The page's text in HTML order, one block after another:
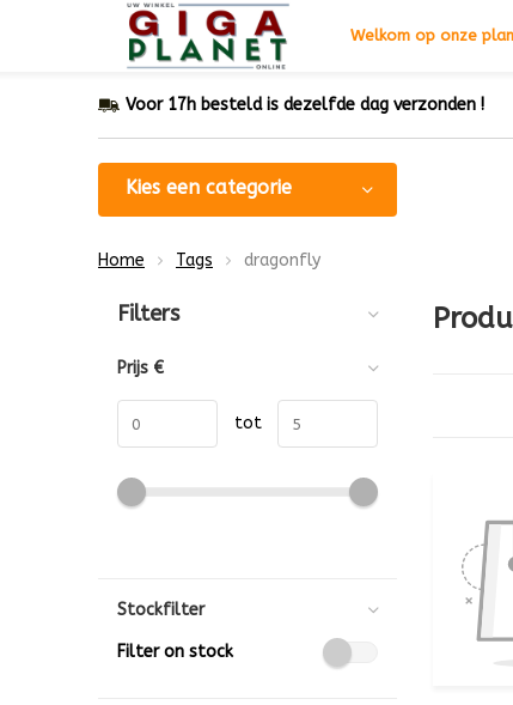
Welkom op onze
Voor 17h besteld is dezelfde dag verzonden !
Kies een categorie
Home Tags dragonfly
Sorteren op:
Filters
Prijs €
tot
Stockfilter
Filter on stock